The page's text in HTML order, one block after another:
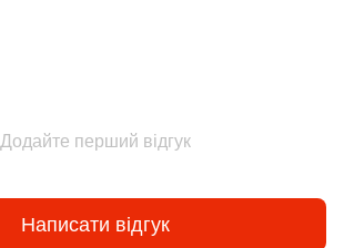
Додайте перший відгук
Написати відгук